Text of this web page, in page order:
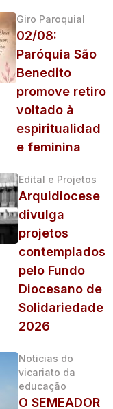
Giro Paroquial
02/08:
Paróquia São
Benedito
promove retiro
voltado à
espiritualidad
e feminina
Edital e Projetos
Arquidiocese
divulga
projetos
contemplados
pelo Fundo
Diocesano de
Solidariedade
2026
Noticias do
vicariato da
educação
O SEMEADOR